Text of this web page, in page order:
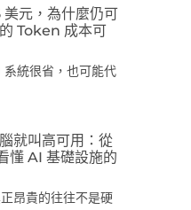
元，為什麼仍可
Token 成本可
統很省，也可能代
就叫高可用：從
懂 AI 基礎設施的
昂貴的往往不是硬